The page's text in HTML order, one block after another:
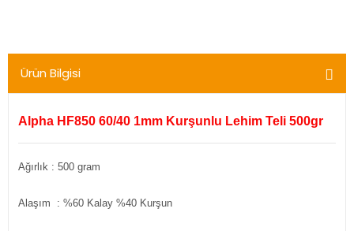
Ürün Bilgisi
Alpha HF850 60/40 1mm Kurşunlu Lehim Teli 500gr
Ağırlık : 500 gram
Alaşım : %60 Kalay %40 Kurşun